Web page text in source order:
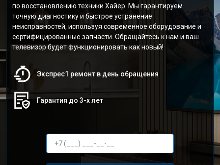
по восстановлению техники Хайер. Мы гарантируем
точную диагностику и быстрое устранение
неисправностей, используя современное оборудование и
сертифицированные запчасти. Обращайтесь к нам и ваш
телевизор будет функционировать как новый!
Экспрес1 ремонт в день обращения
Гарантия до 3-х лет